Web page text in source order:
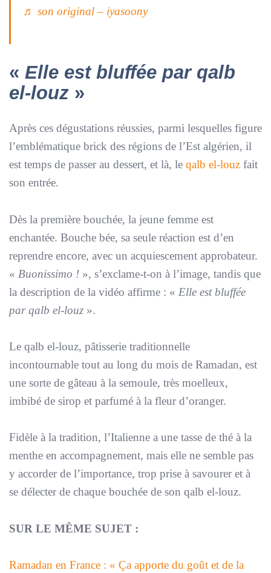
♬ son original – iyasoony
« Elle est bluffée par qalb
el-louz »
Après ces dégustations réussies, parmi lesquelles figure
l’emblématique brick des régions de l’Est algérien, il
est temps de passer au dessert, et là, le qalb el-louz fait
son entrée.
Dès la première bouchée, la jeune femme est
enchantée. Bouche bée, sa seule réaction est d’en
reprendre encore, avec un acquiescement approbateur.
« Buonissimo ! », s’exclame-t-on à l’image, tandis que
la description de la vidéo affirme : « Elle est bluffée
par qalb el-louz ».
Le qalb el-louz, pâtisserie traditionnelle
incontournable tout au long du mois de Ramadan, est
une sorte de gâteau à la semoule, très moelleux,
imbibé de sirop et parfumé à la fleur d’oranger.
Fidèle à la tradition, l’Italienne a une tasse de thé à la
menthe en accompagnement, mais elle ne semble pas
y accorder de l’importance, trop prise à savourer et à
se délecter de chaque bouchée de son qalb el-louz.
SUR LE MÊME SUJET :
Ramadan en France : « Ça apporte du goût et de la